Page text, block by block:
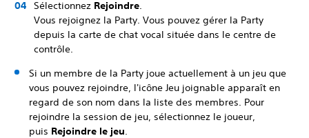
Sélectionnez Rejoindre.
Vous rejoignez la Party. Vous pouvez gérer la Party
depuis la carte de chat vocal située dans le centre de
contrôle.
Si un membre de la Party joue actuellement à un jeu que
vous pouvez rejoindre, l'icône Jeu joignable apparaît en
regard de son nom dans la liste des membres. Pour
rejoindre la session de jeu, sélectionnez le joueur,
puis Rejoindre le jeu.